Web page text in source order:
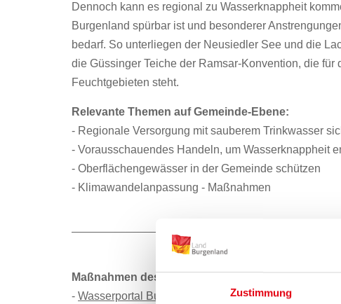
Zustimmung
Dennoch kann es regional zu Wasserknappheit
Burgenland spürbar ist und besonderer
bedarf. So unterliegen der Neusiedler See und die
die Güssinger Teiche der Ramsar-Konvention, die
Feuchtgebieten steht.
Relevante Themen auf Gemeinde-Ebene:
- Regionale Versorgung mit sauberem Trinkwasser
- Vorausschauendes Handeln, um Wasserknappheit
- Oberflächengewässer in der Gemeinde schützen
- Klimawandelanpassung - Maßnahmen
Maßnahmen des Landes Burgenland:
- Wasserportal Burgenland
– Anschaulich